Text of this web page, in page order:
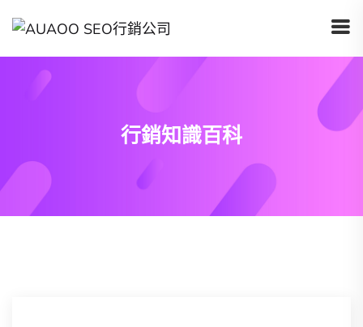
行銷知識百科